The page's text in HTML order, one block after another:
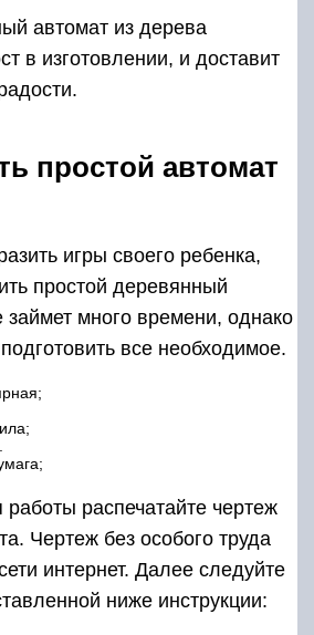
автомат из дерева
в изготовлении, и доставит
простой автомат
игры своего ребенка,
простой деревянный
займет много времени, однако
все необходимое.
распечатайте чертеж
Чертеж без особого труда
интернет. Далее следуйте
ниже инструкции: